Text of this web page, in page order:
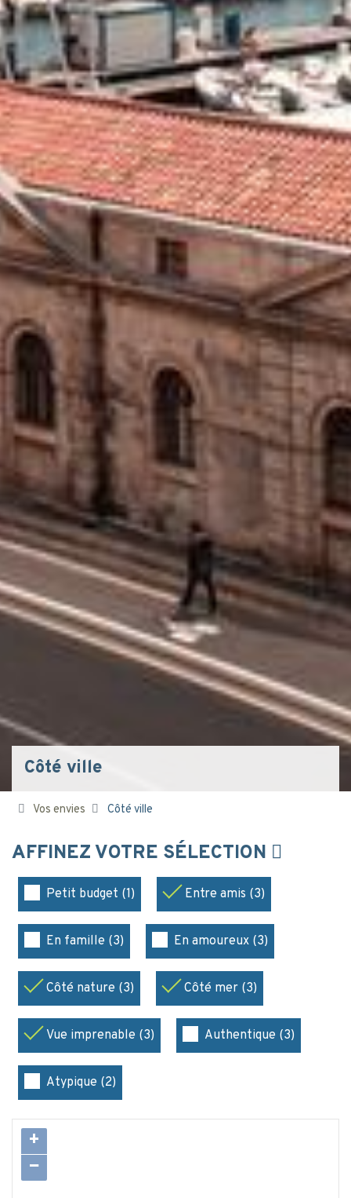
Côté ville
Vos envies Côté ville
AFFINEZ VOTRE SÉLECTION
Petit budget (1) Entre amis (3)
En famille (3) En amoureux (3)
Côté nature (3) Côté mer (3)
Vue imprenable (3) Authentique (3)
Atypique (2)
+
−